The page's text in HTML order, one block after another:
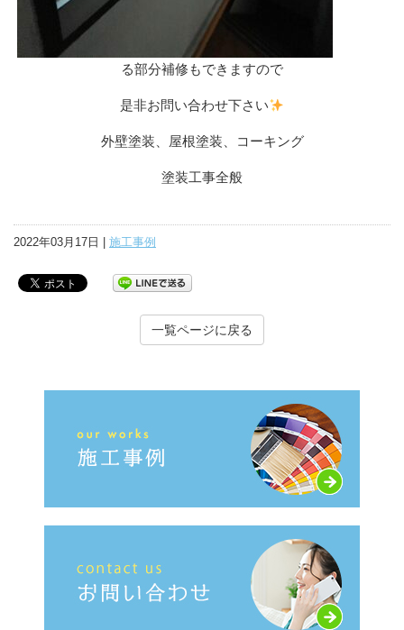
る部分補修もできますので
是非お問い合わせ下さい
外壁塗装、屋根塗装、コーキング
塗装工事全般
2022年03月17日 | 施工事例
一覧ページに戻る